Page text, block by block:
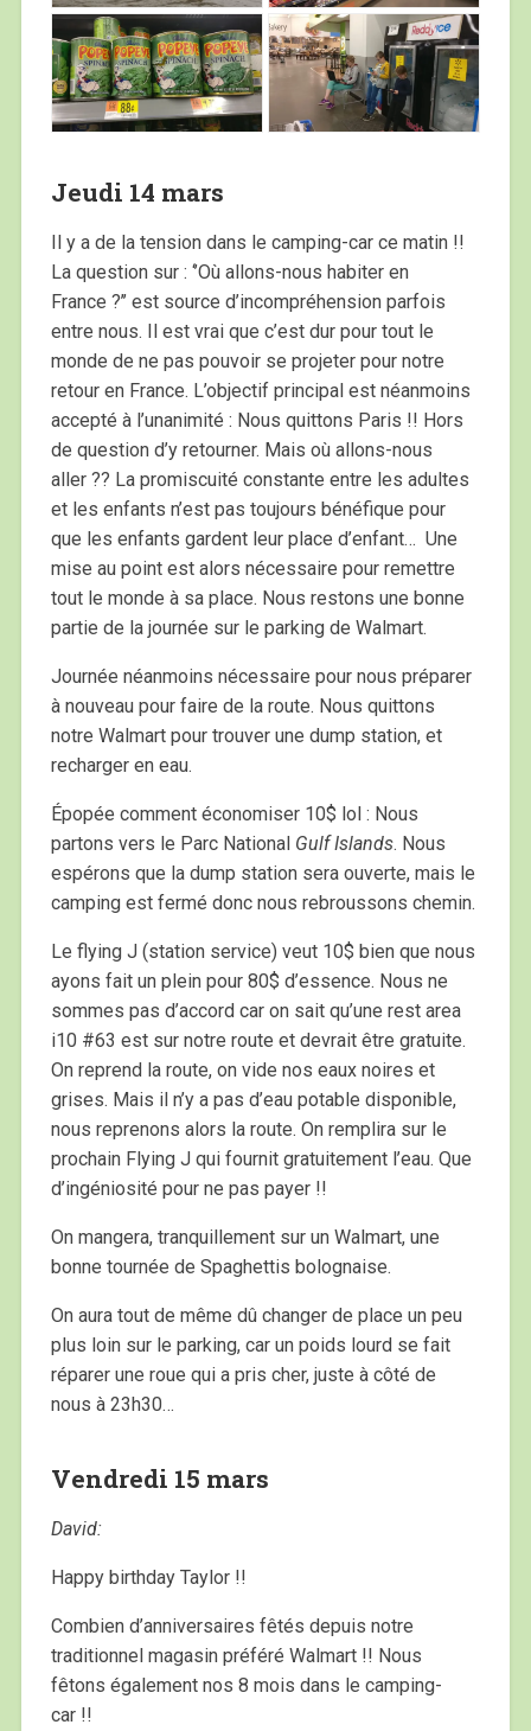
Jeudi 14 mars
Il y a de la tension dans le camping-car ce matin !!
La question sur : ‘’Où allons-nous habiter en
France ?’’ est source d’incompréhension parfois
entre nous. Il est vrai que c’est dur pour tout le
monde de ne pas pouvoir se projeter pour notre
retour en France. L’objectif principal est néanmoins
accepté à l’unanimité : Nous quittons Paris !! Hors
de question d’y retourner. Mais où allons-nous
aller ?? La promiscuité constante entre les adultes
et les enfants n’est pas toujours bénéfique pour
que les enfants gardent leur place d’enfant… Une
mise au point est alors nécessaire pour remettre
tout le monde à sa place. Nous restons une bonne
partie de la journée sur le parking de Walmart.
Journée néanmoins nécessaire pour nous préparer
à nouveau pour faire de la route. Nous quittons
notre Walmart pour trouver une dump station, et
recharger en eau.
Épopée comment économiser 10$ lol : Nous
partons vers le Parc National Gulf Islands. Nous
espérons que la dump station sera ouverte, mais le
camping est fermé donc nous rebroussons chemin.
Le flying J (station service) veut 10$ bien que nous
ayons fait un plein pour 80$ d’essence. Nous ne
sommes pas d’accord car on sait qu’une rest area
i10 #63 est sur notre route et devrait être gratuite.
On reprend la route, on vide nos eaux noires et
grises. Mais il n’y a pas d’eau potable disponible,
nous reprenons alors la route. On remplira sur le
prochain Flying J qui fournit gratuitement l’eau. Que
d’ingéniosité pour ne pas payer !!
On mangera, tranquillement sur un Walmart, une
bonne tournée de Spaghettis bolognaise.
On aura tout de même dû changer de place un peu
plus loin sur le parking, car un poids lourd se fait
réparer une roue qui a pris cher, juste à côté de
nous à 23h30…
Vendredi 15 mars
David:
Happy birthday Taylor !!
Combien d’anniversaires fêtés depuis notre
traditionnel magasin préféré Walmart !! Nous
fêtons également nos 8 mois dans le camping-
car !!